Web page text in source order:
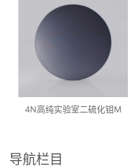
4N高纯实验室二硫化钼M
导航栏目